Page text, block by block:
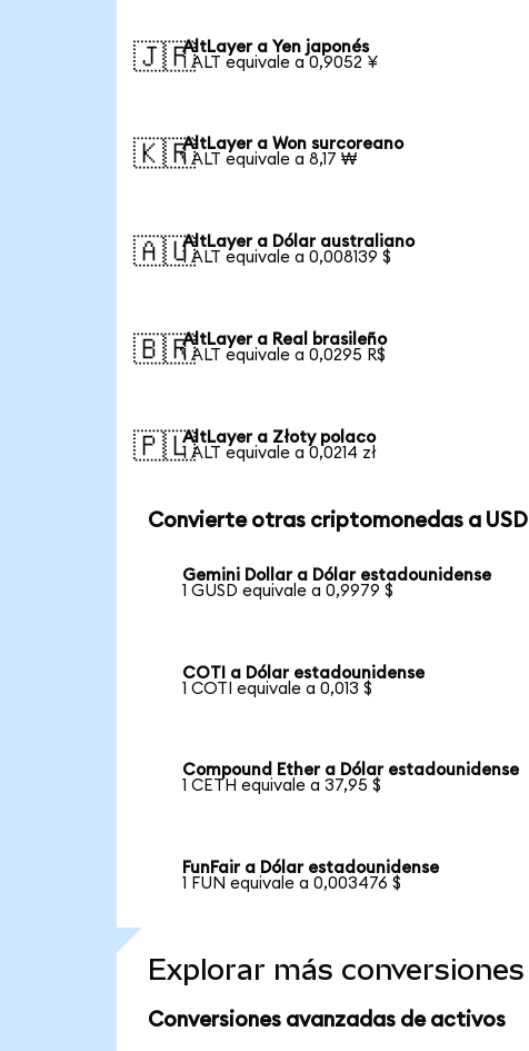
🇯🇵AltLayer a Yen japonés
1 ALT equivale a 0,9052 ¥
🇰🇷AltLayer a Won surcoreano
1 ALT equivale a 8,17 ₩
🇦🇺AltLayer a Dólar australiano
1 ALT equivale a 0,008139 $
🇧🇷AltLayer a Real brasileño
1 ALT equivale a 0,0295 R$
🇵🇱AltLayer a Złoty polaco
1 ALT equivale a 0,0214 zł
Convierte otras criptomonedas a USD
Gemini Dollar a Dólar estadounidense
1 GUSD equivale a 0,9979 $
COTI a Dólar estadounidense
1 COTI equivale a 0,013 $
Compound Ether a Dólar estadounidense
1 CETH equivale a 37,95 $
FunFair a Dólar estadounidense
1 FUN equivale a 0,003476 $
Explorar más conversiones
Conversiones avanzadas de activos